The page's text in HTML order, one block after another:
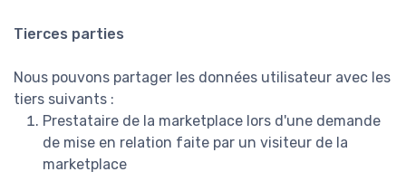
Tierces parties
Nous pouvons partager les données utilisateur avec les
tiers suivants :
Prestataire de la marketplace lors d'une demande
de mise en relation faite par un visiteur de la
marketplace